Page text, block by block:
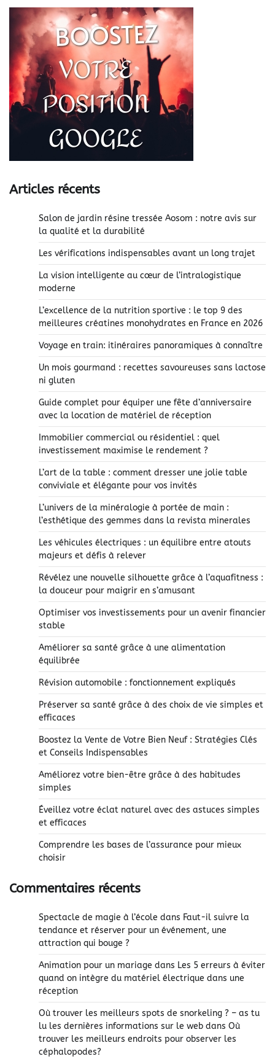
Articles récents
Salon de jardin résine tressée Aosom : notre avis sur
la qualité et la durabilité
Les vérifications indispensables avant un long trajet
La vision intelligente au cœur de l’intralogistique
moderne
L’excellence de la nutrition sportive : le top 9 des
meilleures créatines monohydrates en France en 2026
Voyage en train: itinéraires panoramiques à connaître
Un mois gourmand : recettes savoureuses sans lactose
ni gluten
Guide complet pour équiper une fête d’anniversaire
avec la location de matériel de réception
Immobilier commercial ou résidentiel : quel
investissement maximise le rendement ?
L’art de la table : comment dresser une jolie table
conviviale et élégante pour vos invités
L’univers de la minéralogie à portée de main :
l’esthétique des gemmes dans la revista minerales
Les véhicules électriques : un équilibre entre atouts
majeurs et défis à relever
Révélez une nouvelle silhouette grâce à l’aquafitness :
la douceur pour maigrir en s’amusant
Optimiser vos investissements pour un avenir financier
stable
Améliorer sa santé grâce à une alimentation
équilibrée
Révision automobile : fonctionnement expliqués
Préserver sa santé grâce à des choix de vie simples et
efficaces
Boostez la Vente de Votre Bien Neuf : Stratégies Clés
et Conseils Indispensables
Améliorez votre bien-être grâce à des habitudes
simples
Éveillez votre éclat naturel avec des astuces simples
et efficaces
Comprendre les bases de l’assurance pour mieux
choisir
Commentaires récents
Spectacle de magie à l’école dans Faut-il suivre la
tendance et réserver pour un événement, une
attraction qui bouge ?
Animation pour un mariage dans Les 5 erreurs à éviter
quand on intègre du matériel électrique dans une
réception
Où trouver les meilleurs spots de snorkeling ? – as tu
lu les dernières informations sur le web dans Où
trouver les meilleurs endroits pour observer les
céphalopodes?